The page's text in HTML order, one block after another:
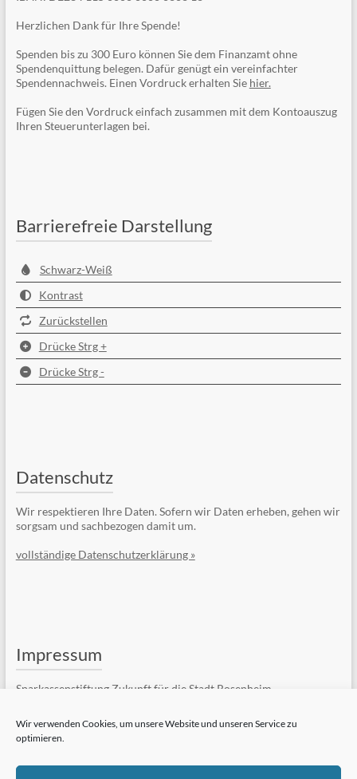
Wir verwenden Cookies, um unsere Website und unseren Service zu
optimieren.
Herzlichen Dank für Ihre Spende!
Spenden bis zu 300 Euro können Sie dem Finanzamt ohne
Spendenquittung belegen. Dafür genügt ein vereinfachter
Spendennachweis. Einen Vordruck erhalten Sie hier.
Fügen Sie den Vordruck einfach zusammen mit dem Kontoauszug
Ihren Steuerunterlagen bei.
Barrierefreie Darstellung
Schwarz-Weiß
Kontrast
Zurückstellen
Drücke Strg +
Drücke Strg -
Datenschutz
Wir respektieren Ihre Daten. Sofern wir Daten erheben, gehen wir
sorgsam und sachbezogen damit um.
vollständige Datenschutzerklärung »
Impressum
Sparkassenstiftung Zukunft für die Stadt Rosenheim
83022 Rosenheim
Telefon: +49 (8031) 182-84510